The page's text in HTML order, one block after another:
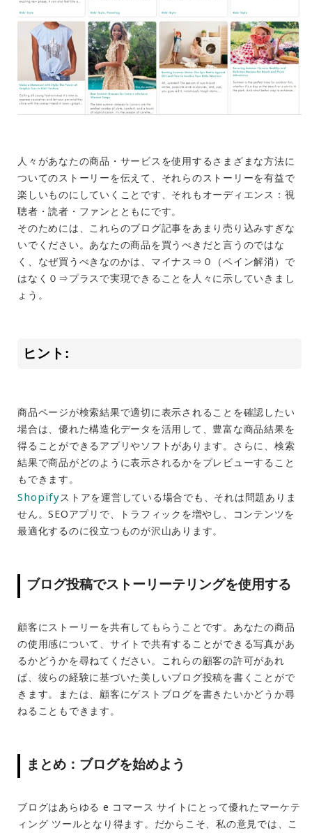
人々があなたの商品・サービスを使用するさまざまな方法に
ついてのストーリーを伝えて、それらのストーリーを有益で
楽しいものにしていくことです、それもオーディエンス：視
聴者・読者・ファンとともにです。
そのためには、これらのブログ記事をあまり売り込みすぎな
いでください。あなたの商品を買うべきだと言うのではな
く、なぜ買うべきなのかは、マイナス⇒０（ペイン解消）で
はなく０⇒プラスで実現できることを人々に示していきまし
ょう。
ヒント:
商品ページが検索結果で適切に表示されることを確認したい
場合は、優れた構造化データを活用して、豊富な商品結果を
得ることができるアプリやソフトがあります。さらに、検索
結果で商品がどのように表示されるかをプレビューすること
もできます。
Shopifyストアを運営している場合でも、それは問題ありま
せん。SEOアプリで、トラフィックを増やし、コンテンツを
最適化するのに役立つものが沢山あります。
ブログ投稿でストーリーテリングを使用する
顧客にストーリーを共有してもらうことです。あなたの商品
の使用感について、サイトで共有することができる写真があ
るかどうかを尋ねてください。これらの顧客の許可があれ
ば、彼らの経験に基づいた美しいブログ投稿を書くことがで
きます。または、顧客にゲストブログを書きたいかどうか尋
ねることもできます。
まとめ：ブログを始めよう
ブログはあらゆる e コマース サイトにとって優れたマーケテ
ィング ツールとなり得ます。だからこそ、私の意見では、こ